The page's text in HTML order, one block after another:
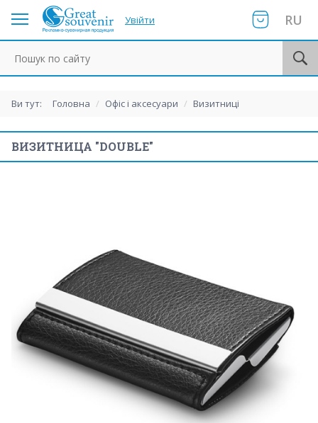
Увійти RU
Ви тут: Головна / Офіс і аксесуари / Визитниці
ВИЗИТНИЦА "DOUBLE"